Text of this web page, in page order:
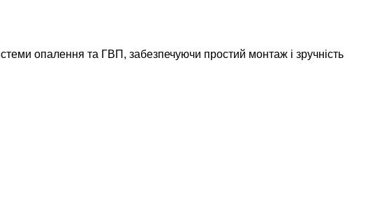
опалення та ГВП, забезпечуючи простий монтаж і зручність